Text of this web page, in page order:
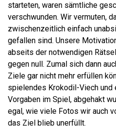
starteten, waren sämtliche
verschwunden. Wir vermuten,
zwischenzeitlich einfach
gefallen sind. Unsere
abseits der notwendigen
gegen null. Zumal sich dann
Ziele gar nicht mehr erfüllen
spielendes Krokodil-Viech und
Vorgaben im Spiel, abgehakt
egal, wie viele Fotos wir auch
das Ziel blieb unerfüllt.